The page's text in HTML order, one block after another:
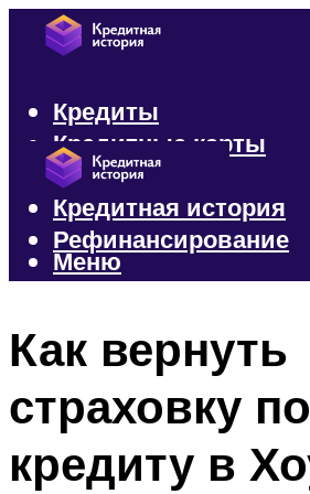
Кредиты
Кредитные карты
Микрозаймы
Кредитная история
Рефинансирование
Меню
Как вернуть
страховку по
кредиту в